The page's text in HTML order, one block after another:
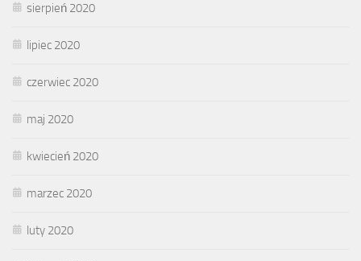
sierpień 2020
lipiec 2020
czerwiec 2020
maj 2020
kwiecień 2020
marzec 2020
luty 2020